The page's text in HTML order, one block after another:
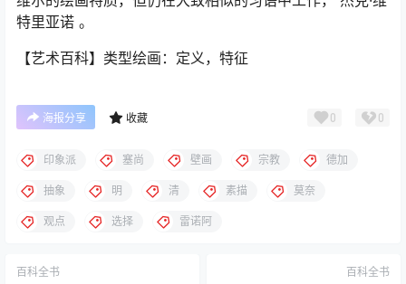
特里亚诺 。
【艺术百科】类型绘画：定义，特征
海报分享 收藏 0 0
印象派 塞尚 壁画 宗教 德加
抽象 明 清 素描 莫奈
观点 选择 雷诺阿
百科全书 百科全书